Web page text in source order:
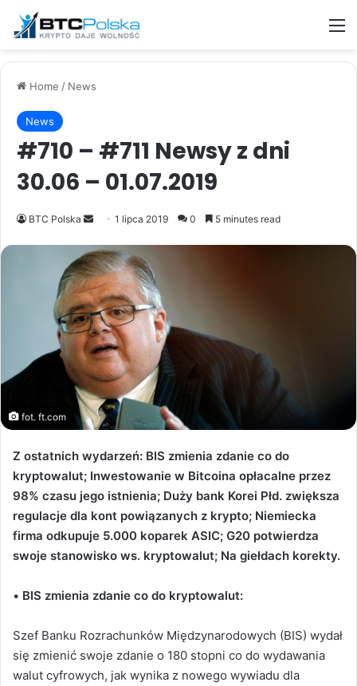
Home / News
News
#710 – #711 Newsy z dni
30.06 – 01.07.2019
BTC Polska
Send
email
1 lipca 2019 0 5 minutes read
fot. ft.com
Z ostatnich wydarzeń: BIS zmienia zdanie co do
kryptowalut; Inwestowanie w Bitcoina opłacalne przez
98% czasu jego istnienia; Duży bank Korei Płd. zwiększa
regulacje dla kont powiązanych z krypto; Niemiecka
firma odkupuje 5.000 koparek ASIC; G20 potwierdza
swoje stanowisko ws. kryptowalut; Na giełdach korekty.
• BIS zmienia zdanie co do kryptowalut:
Szef Banku Rozrachunków Międzynarodowych (BIS) wydał
się zmienić swoje zdanie o 180 stopni co do wydawania
walut cyfrowych, jak wynika z nowego wywiadu dla